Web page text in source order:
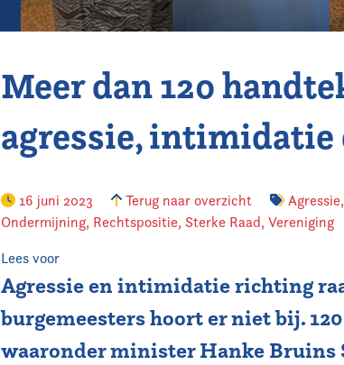
Meer dan 120
agressie, intimidatie
16 juni 2023 Terug naar overzicht
Ondermijning, Rechtspositie, Sterke Raad,Vereniging
Lees voor
Agressie en intimidatie richting
burgemeesters hoort er niet bij.
waaronder minister Hanke Bruins